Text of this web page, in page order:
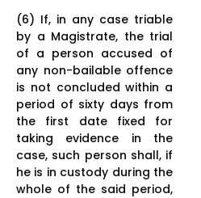
(6) If, in any case triable
by a Magistrate, the trial
of a person accused of
any non-bailable offence
is not concluded within a
period of sixty days from
the first date fixed for
taking evidence in the
case, such person shall, if
he is in custody during the
whole of the said period,